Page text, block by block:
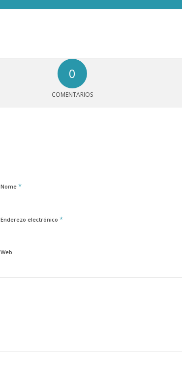
0
COMENTARIOS
Nome *
Enderezo electrónico *
Web